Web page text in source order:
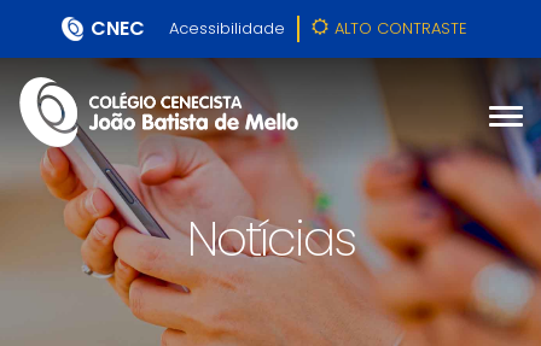
CNEC Acessibilidade ALTO CONTRASTE
Notícias